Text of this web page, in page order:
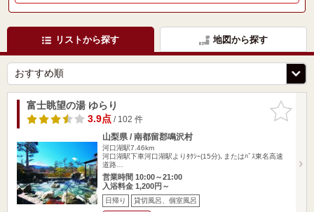
リストから探す 地図から探す
お気に入
りに追加
富士眺望の湯 ゆらり
3.9点/ 102 件
山梨県 / 南都留郡鳴沢村
河口湖駅7.46km
河口湖駅下車河口湖駅よりﾀｸｼｰ(15分)､またはﾊﾞｽ東名高速
道路…
営業時間 10:00～21:00
入浴料金 1,200円～
日帰り 貸切風呂、個室風呂